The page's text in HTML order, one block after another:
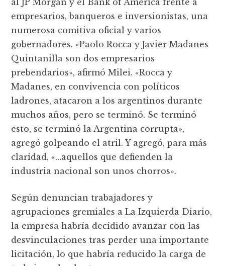
empresarios, banqueros e inversionistas, una
numerosa comitiva oficial y varios
gobernadores. «Paolo Rocca y Javier Madanes
Quintanilla son dos empresarios
prebendarios», afirmó Milei. «Rocca y
Madanes, en convivencia con políticos
ladrones, atacaron a los argentinos durante
muchos años, pero se terminó. Se terminó
esto, se terminó la Argentina corrupta»,
agregó golpeando el atril. Y agregó, para más
claridad, «…aquellos que defienden la
industria nacional son unos chorros».
Según denuncian trabajadores y
agrupaciones gremiales a La Izquierda Diario,
la empresa habría decidido avanzar con las
desvinculaciones tras perder una importante
licitación, lo que habría reducido la carga de